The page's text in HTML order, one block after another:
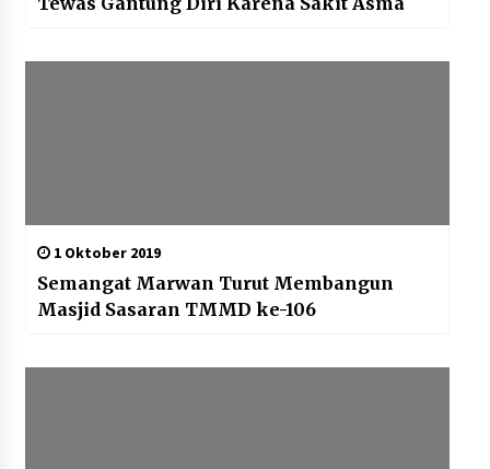
1 Oktober 2019
Semangat Marwan Turut Membangun
Masjid Sasaran TMMD ke-106